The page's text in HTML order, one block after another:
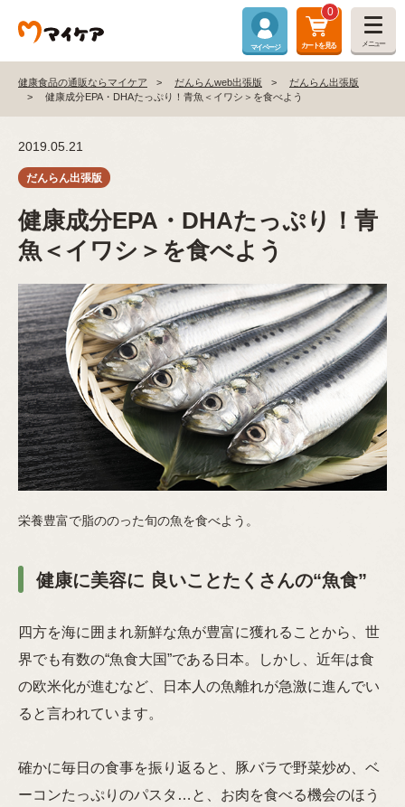
マイページ
0
カートを見る メニュー
健康食品の通販ならマイケア だんらんweb出張版
だんらん出張版
健康成分EPA・DHAたっぷり！青魚＜イワシ＞を食べよう
2019.05.21
健康成分EPA・DHAたっぷり！青
魚＜イワシ＞を食べよう
栄養豊富で脂ののった旬の魚を食べよう。
健康に美容に 良いことたくさんの“魚食”
四方を海に囲まれ新鮮な魚が豊富に獲れることから、世
界でも有数の“魚食大国”である日本。しかし、近年は食
の欧米化が進むなど、日本人の魚離れが急激に進んでい
ると言われています。
確かに毎日の食事を振り返ると、豚バラで野菜炒め、ベ
ーコンたっぷりのパスタ…と、お肉を食べる機会のほう